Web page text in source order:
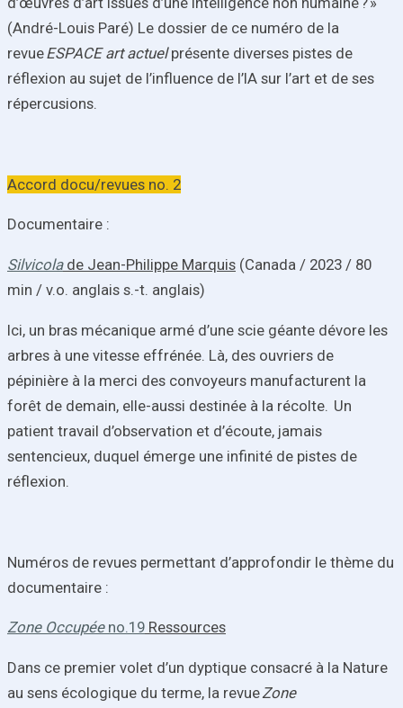
(André-Louis Paré) Le dossier de ce numéro de la
revueESPACE art actuelprésente diverses pistes de
réflexion au sujet de l’influence de l’IA sur l’art et de ses
répercusions.
Accord docu/revues no. 2
Documentaire :
Silvicolade Jean-Philippe Marquis (Canada / 2023 / 80
min / v.o. anglais s.-t. anglais)
Ici, un bras mécanique armé d’une scie géante dévore les
arbres à une vitesse effrénée. Là, des ouvriers de
pépinière à la merci des convoyeurs manufacturent la
forêt de demain, elle-aussi destinée à la récolte. Un
patient travail d’observation et d’écoute, jamais
sentencieux, duquel émerge une infinité de pistes de
réflexion.
Numéros de revues permettant d’approfondir le thème du
documentaire :
Zone Occupéeno.19 Ressources
Dans ce premier volet d’un dyptique consacré à la Nature
au sens écologique du terme, la revueZone